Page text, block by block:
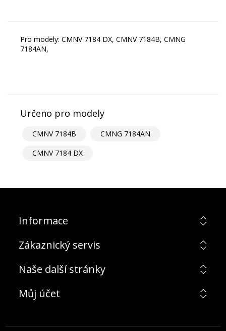
Pro modely: CMNV 7184 DX, CMNV 7184B, CMNG
7184AN,
Určeno pro modely
CMNV 7184B
CMNG 7184AN
CMNV 7184 DX
Informace
Zákaznický servis
Naše další stránky
Můj účet